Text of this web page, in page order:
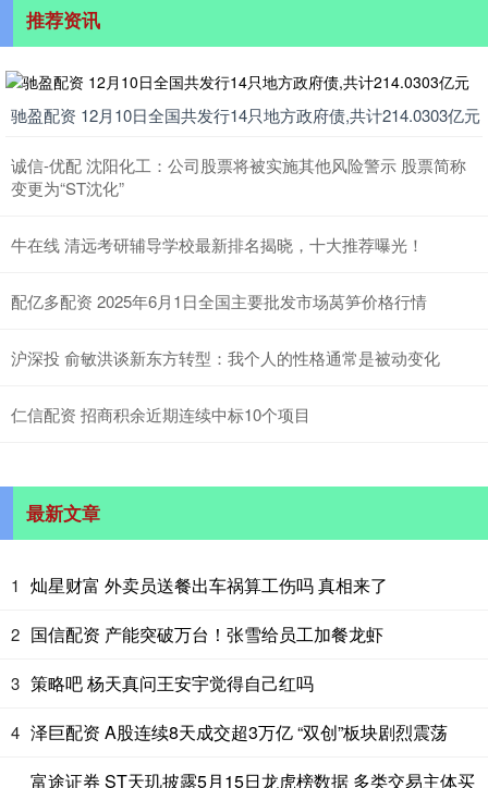
推荐资讯
驰盈配资 12月10日全国共发行14只地方政府债,共计214.0303亿元
诚信-优配 沈阳化工：公司股票将被实施其他风险警示 股票简称
变更为“ST沈化”
牛在线 清远考研辅导学校最新排名揭晓，十大推荐曝光！
配亿多配资 2025年6月1日全国主要批发市场莴笋价格行情
沪深投 俞敏洪谈新东方转型：我个人的性格通常是被动变化
仁信配资 招商积余近期连续中标10个项目
最新文章
1 灿星财富 外卖员送餐出车祸算工伤吗 真相来了
2 国信配资 产能突破万台！张雪给员工加餐龙虾
3 策略吧 杨天真问王安宇觉得自己红吗
4 泽巨配资 A股连续8天成交超3万亿 “双创”板块剧烈震荡
富途证券 ST天玑披露5月15日龙虎榜数据 多类交易主体买